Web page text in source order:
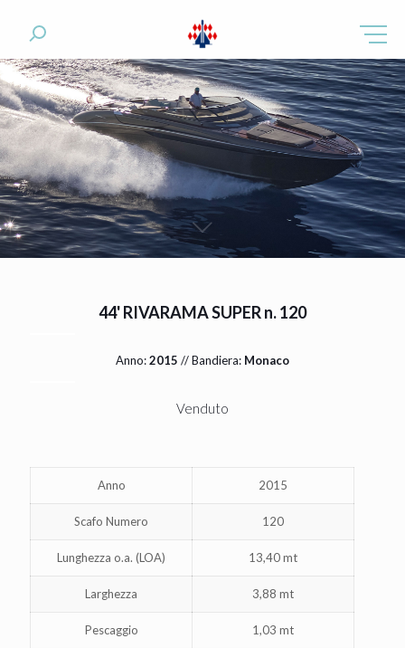
44' RIVARAMA SUPER n. 120
Anno:2015 // Bandiera: Monaco
Venduto
Anno 2015
Scafo Numero 120
Lunghezza o.a. (LOA) 13,40 mt
Larghezza 3,88 mt
Pescaggio 1,03 mt